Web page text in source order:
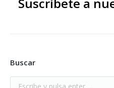
Buscar